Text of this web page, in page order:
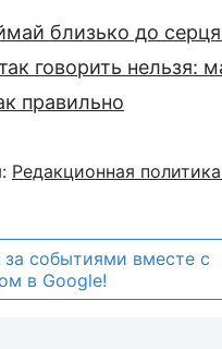
близько до
говорить нельзя:
правильно
Редакционная
за событиями вместе с
в Google!